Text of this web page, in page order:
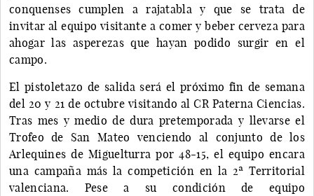
conquenses cumplen a rajatabla y que se trata de
invitar al equipo visitante a comer y beber cerveza para
ahogar las asperezas que hayan podido surgir en el
campo.
El pistoletazo de salida será el próximo fin de semana
del 20 y 21 de octubre visitando al CR Paterna Ciencias.
Tras mes y medio de dura pretemporada y llevarse el
Trofeo de San Mateo venciendo al conjunto de los
Arlequines de Miguelturra por 48-15, el equipo encara
una campaña más la competición en la 2ª Territorial
valenciana. Pese a su condición de equipo